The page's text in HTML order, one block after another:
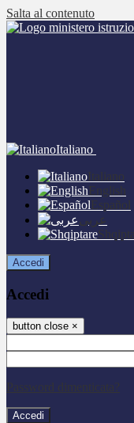
Salta al contenuto
Italiano
Italiano
English
Español
عربى
Accedi
Accedi
button close ×
Password dimenticata?